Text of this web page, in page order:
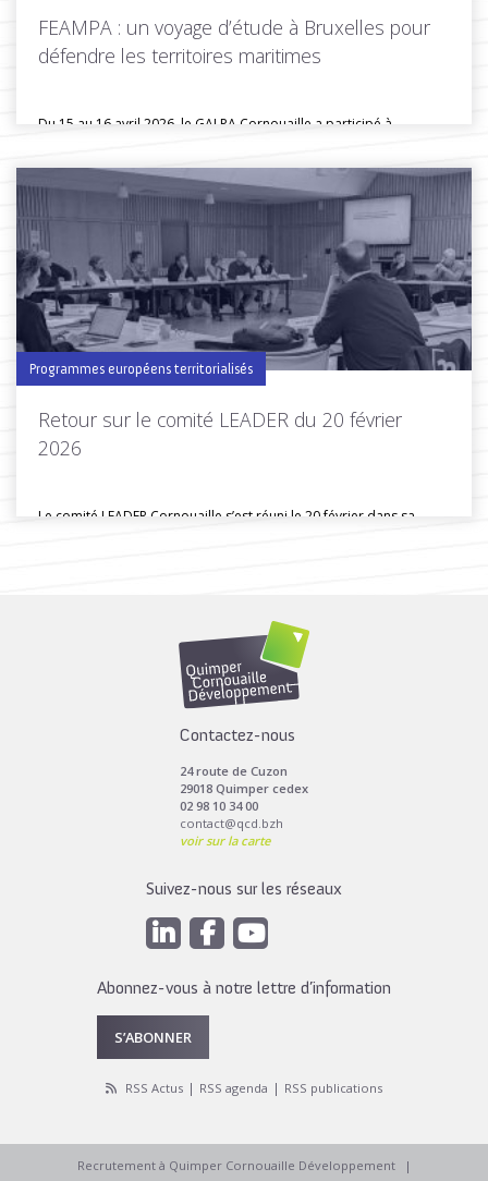
FEAMPA : un voyage d’étude à Bruxelles pour
défendre les territoires maritimes
Du 15 au 16 avril 2026, le GALPA Cornouaille a participé à...
Toutes les actus de cette rubrique LIRE LA SUITE
Programmes européens territorialisés
Retour sur le comité LEADER du 20 février
2026
Le comité LEADER Cornouaille s’est réuni le 20 février dans sa
Toutes les actus de cette rubrique
Contactez-nous
24 route de Cuzon
29018 Quimper cedex
02 98 10 34 00
contact@qcd.bzh
voir sur la carte
Suivez-nous sur les réseaux
Abonnez-vous à notre lettre d’information
S’ABONNER
RSS Actus RSS agenda RSS publications
Recrutement à Quimper Cornouaille Développement